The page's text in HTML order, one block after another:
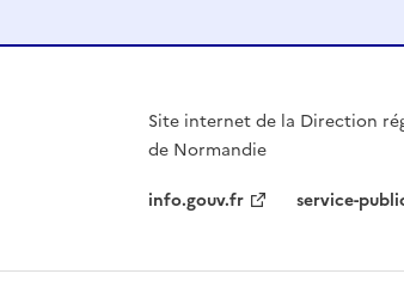
Site internet de la Direction
de Normandie
info.gouv.fr
service-